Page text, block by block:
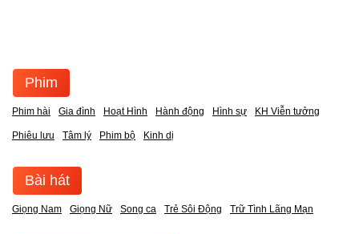
Phim
Phim hài Gia đình Hoạt Hình Hành động Hình sự KH Viễn tưởng
Phiêu lưu Tâm lý Phim bộ Kinh dị
Bài hát
Giọng Nam Giọng Nữ Song ca Trẻ Sôi Động Trữ Tình Lãng Mạn